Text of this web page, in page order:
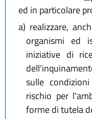
maggio
ed in particolare
a) realizzare,
organismi ed
iniziative di
sulle
rischio per
forme di tutela